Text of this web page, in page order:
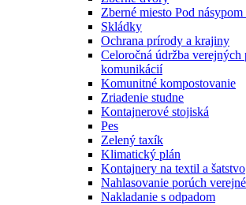
Zberné miesto Pod násypom
Skládky
Ochrana prírody a krajiny
Celoročná údržba verejných
komunikácií
Komunitné kompostovanie
Zriadenie studne
Kontajnerové stojiská
Pes
Zelený taxík
Klimatický plán
Kontajnery na textil a šatstvo
Nahlasovanie porúch
Nakladanie s odpadom